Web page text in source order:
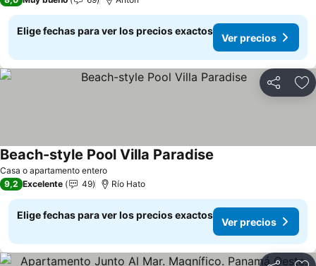
Elige fechas para ver los precios exactos
Ver precios
Compartir
Casa o apartamento entero
Beach-style Pool Villa Paradise
9,2 Excelente 49 Río Hato
Elige fechas para ver los precios exactos
Ver precios